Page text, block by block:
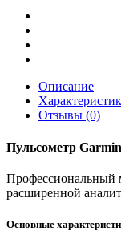
Описание
Отзывы (0)
Пульсометр
Профессиональный
расширенной
Основные